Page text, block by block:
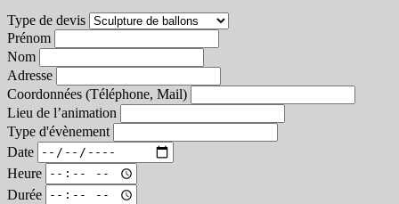
Type de devis
Prénom
Nom
Adresse
Coordonnées (Téléphone, Mail)
Lieu de l’animation
Type d'évènement
Date
Heure
Durée